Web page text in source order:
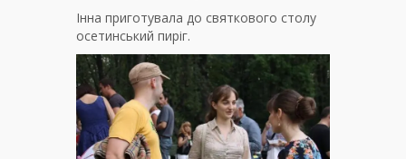
Інна приготувала до святкового столу
осетинський пиріг.